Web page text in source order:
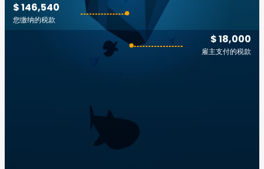
$ 18,000
雇主支付的税款
$ 146,540
您缴纳的税款